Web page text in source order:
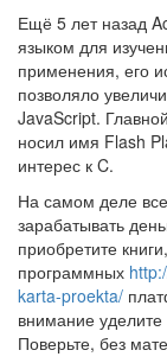
Ещё 5 лет назад
языком для
применения, его
позволяло
JavaScript.
носил имя Flash
интерес к C.
На самом деле
зарабатывать
приобретите
программных
karta-proekta/
внимание
Поверьте, без